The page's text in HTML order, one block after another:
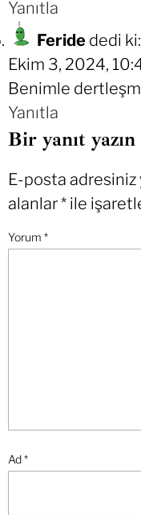
Yanıtla
Feride dedi ki:
Ekim 3, 2024,
Benimle
Yanıtla
Bir yanıt yazın
E-posta adresiniz
alanlar* ile
Yorum *
Ad*